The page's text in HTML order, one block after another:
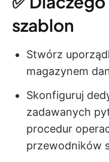
szablon
Stwórz
magazynem
Skonfiguruj
zadawanych
procedur
przewodników